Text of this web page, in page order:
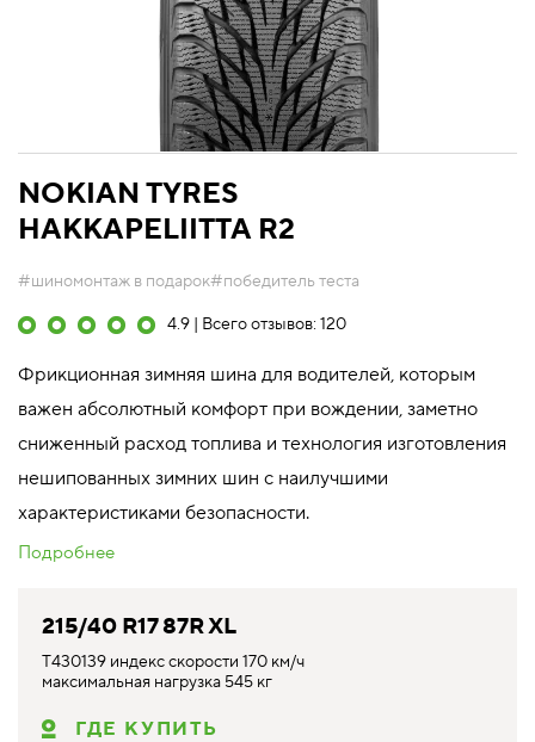
NOKIAN TYRES
HAKKAPELIITTA R2
#шиномонтаж в подарок#победитель теста
4.9 | Всего отзывов: 120
Фрикционная зимняя шина для водителей, которым
важен абсолютный комфорт при вождении, заметно
сниженный расход топлива и технология изготовления
нешипованных зимних шин с наилучшими
характеристиками безопасности.
Подробнее
215/40 R17 87R XL
T430139 индекс скорости 170 км/ч
максимальная нагрузка 545 кг
ГДЕ КУПИТЬ